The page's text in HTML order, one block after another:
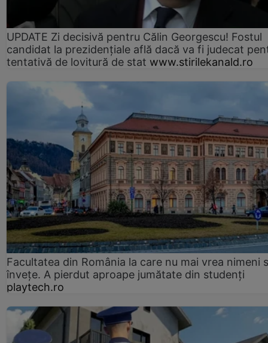
UPDATE Zi decisivă pentru Călin Georgescu! Fostul
candidat la prezidențiale află dacă va fi judecat
tentativă de lovitură de stat www.stirilekanald.ro
Facultatea din România la care nu mai vrea nimeni
înveţe. A pierdut aproape jumătate din studenţi
playtech.ro